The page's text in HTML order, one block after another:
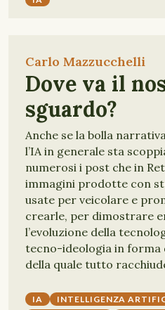
Carlo Mazzucchelli
Dove va il
sguardo?
Anche se la bolla
l’IA in generale sta
numerosi i post che in
immagini prodotte con
usate per veicolare e
crearle, per dimostrare
l’evoluzione della
tecno-ideologia in forma
della quale tutto
IA INTELLIGENZA